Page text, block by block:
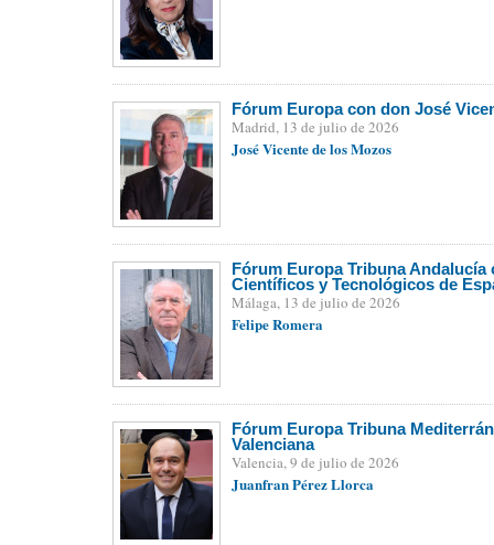
Fórum Europa con don José
Madrid, 13 de julio de 2026
José Vicente de los Mozos
Fórum Europa Tribuna
Científicos y Tecnológicos de
Málaga, 13 de julio de 2026
Felipe Romera
Fórum Europa Tribuna
Valenciana
Valencia, 9 de julio de 2026
Juanfran Pérez Llorca